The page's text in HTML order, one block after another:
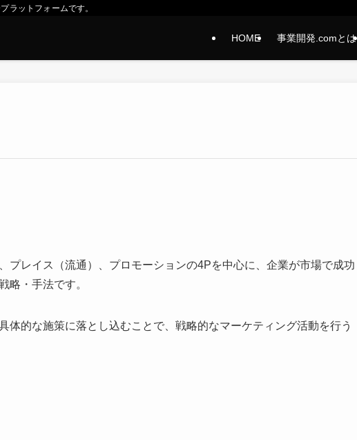
ラットフォームです。
HOME 事業開発.comとは
プレイス（流通）、プロモーションの4Pを中心に、企業が市場で成功
略・手法です。
体的な施策に落とし込むことで、戦略的なマーケティング活動を行う